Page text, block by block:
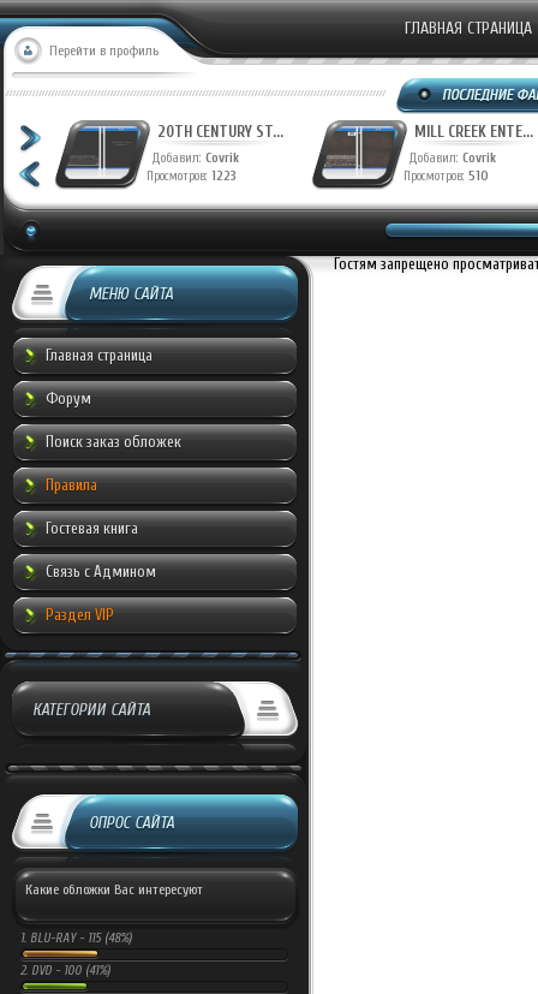
Перейти в профиль
ГЛАВНАЯ СТРАНИЦА
20TH CENTURY ST...
Добавил: Covrik
Просмотров: 1223
MILL CREEK ENTE...
Добавил: Covrik
Просмотров: 510
МЕНЮ САЙТА
Главная страница
Форум
Поиск заказ обложек
Правила
Гостевая книга
Связь с Админом
Раздел VIP
КАТЕГОРИИ САЙТА
ОПРОС САЙТА
Какие обложки Вас интересуют
1. BLU-RAY - 115 (48%)
2. DVD - 100 (41%)
Гостям запрещено